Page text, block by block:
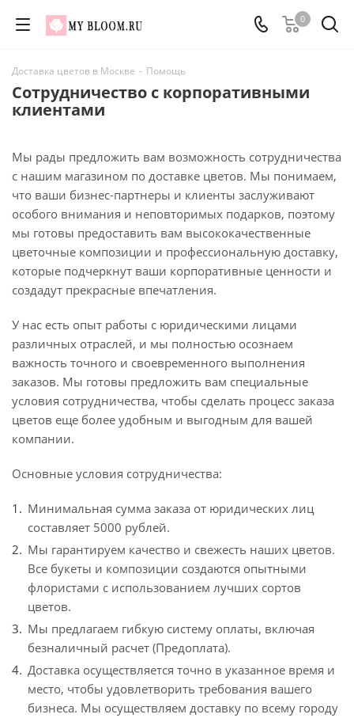
0
Доставка цветов в Москве - Помощь
Сотрудничество с корпоративными
клиентами
Мы рады предложить вам возможность сотрудничества
с нашим магазином по доставке цветов. Мы понимаем,
что ваши бизнес-партнеры и клиенты заслуживают
особого внимания и неповторимых подарков, поэтому
мы готовы предоставить вам высококачественные
цветочные композиции и профессиональную доставку,
которые подчеркнут ваши корпоративные ценности и
создадут прекрасные впечатления.
У нас есть опыт работы с юридическими лицами
различных отраслей, и мы полностью осознаем
важность точного и своевременного выполнения
заказов. Мы готовы предложить вам специальные
условия сотрудничества, чтобы сделать процесс заказа
цветов еще более удобным и выгодным для вашей
компании.
Основные условия сотрудничества:
Минимальная сумма заказа от юридических лиц
составляет 5000 рублей.
Мы гарантируем качество и свежесть наших цветов.
Все букеты и композиции создаются опытными
флористами с использованием лучших сортов
цветов.
Мы предлагаем гибкую систему оплаты, включая
безналичный расчет (Предоплата).
Доставка осуществляется точно в указанное время и
место, чтобы удовлетворить требования вашего
бизнеса. Мы осуществляем доставку по всему городу